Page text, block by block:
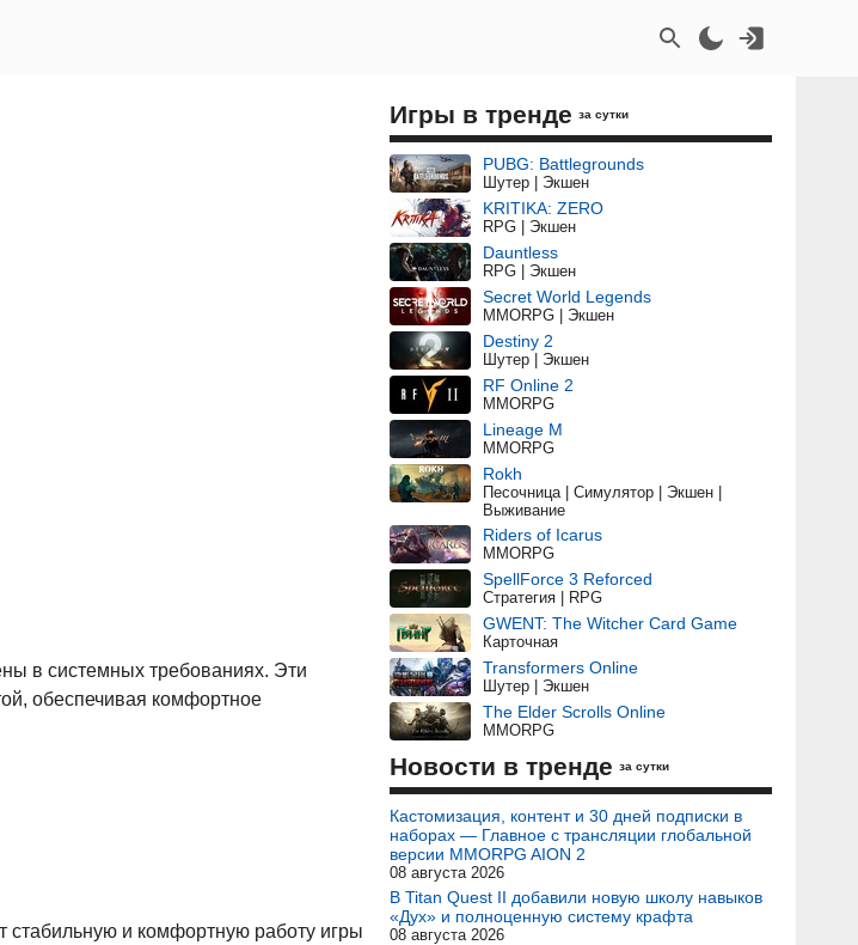
в системных требованиях. Эти
обеспечивая комфортное
стабильную и комфортную работу игры
Игры в тренде за сутки
PUBG: Battlegrounds
Шутер | Экшен
KRITIKA: ZERO
RPG | Экшен
Dauntless
RPG | Экшен
Secret World Legends
MMORPG | Экшен
Destiny 2
Шутер | Экшен
RF Online 2
MMORPG
Lineage M
MMORPG
Rokh
Песочница | Симулятор | Экшен |
Выживание
Riders of Icarus
MMORPG
SpellForce 3 Reforced
Стратегия | RPG
GWENT: The Witcher Card Game
Карточная
Transformers Online
Шутер | Экшен
The Elder Scrolls Online
MMORPG
Новости в тренде за сутки
Кастомизация, контент и 30 дней подписки в
наборах — Главное с трансляции глобальной
версии MMORPG AION 2
08 августа 2026
В Titan Quest II добавили новую школу навыков
«Дух» и полноценную систему крафта
08 августа 2026